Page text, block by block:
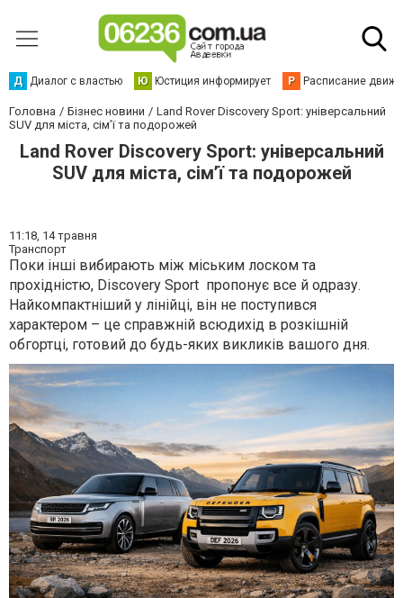
Д Диалог с властью Ю Юстиция информирует Р Расписание
Головна Бізнес новини
Land Rover Discovery Sport: універсальний
SUV для міста, сім’ї та подорожей
Land Rover Discovery Sport: універсальний
SUV для міста, сім’ї та подорожей
11:18, 14 травня
Транспорт
Поки інші вибирають між міським лоском та
прохідністю, Discovery Sport пропонує все й одразу.
Найкомпактніший у лінійці, він не поступився
характером – це справжній всюдихід в розкішній
обгортці, готовий до будь-яких викликів вашого дня.